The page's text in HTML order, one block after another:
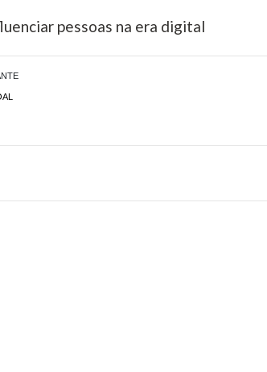
pessoas na era digital